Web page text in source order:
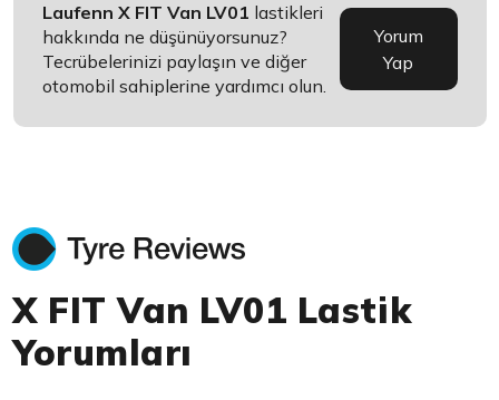
Laufenn X FIT Van LV01 lastikleri
hakkında ne düşünüyorsunuz?
Tecrübelerinizi paylaşın ve diğer
otomobil sahiplerine yardımcı olun.
Yorum
Yap
X FIT Van LV01 Lastik
Yorumları